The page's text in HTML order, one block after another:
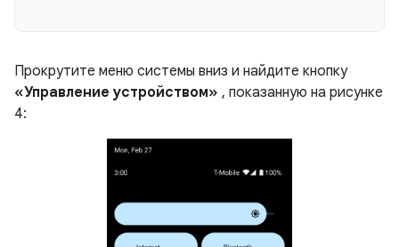
Прокрутите меню системы вниз и найдите кнопку
«Управление устройством» , показанную на рисунке
4: